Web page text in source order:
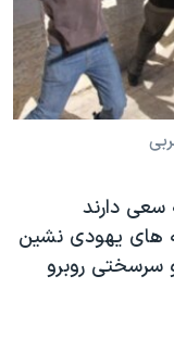
سعی دارند
های یهودی نشین
و سرسختی روبرو